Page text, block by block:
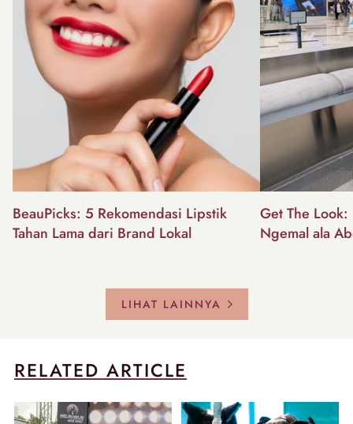
BeauPicks: 5 Rekomendasi Lipstik
Tahan Lama dari Brand Lokal
Get The
Ngemal ala
LIHAT LAINNYA
RELATED ARTICLE